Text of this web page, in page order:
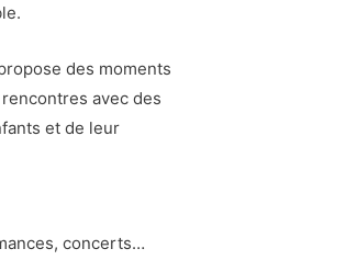
des moments
avec des
et de leur
concerts…